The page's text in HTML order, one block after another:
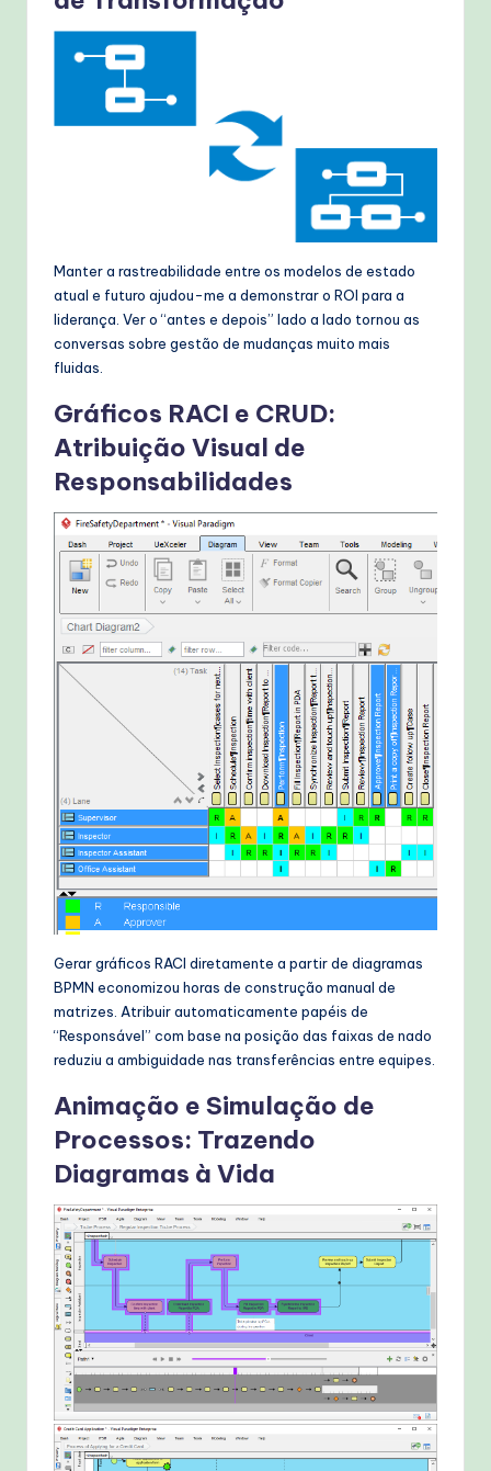
Manter a rastreabilidade entre os modelos de estado
atual e futuro ajudou-me a demonstrar o ROI para a
liderança. Ver o “antes e depois” lado a lado tornou as
conversas sobre gestão de mudanças muito mais
fluidas.
Gráficos RACI e CRUD:
Atribuição Visual de
Responsabilidades
Gerar gráficos RACI diretamente a partir de diagramas
BPMN economizou horas de construção manual de
matrizes. Atribuir automaticamente papéis de
“Responsável” com base na posição das faixas de nado
reduziu a ambiguidade nas transferências entre equipes.
Animação e Simulação de
Processos: Trazendo
Diagramas à Vida